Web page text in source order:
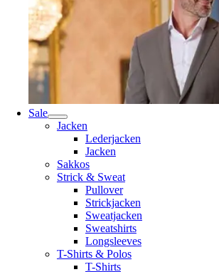
Sale
Jacken
Lederjacken
Jacken
Sakkos
Strick & Sweat
Pullover
Strickjacken
Sweatjacken
Sweatshirts
Longsleeves
T-Shirts & Polos
T-Shirts